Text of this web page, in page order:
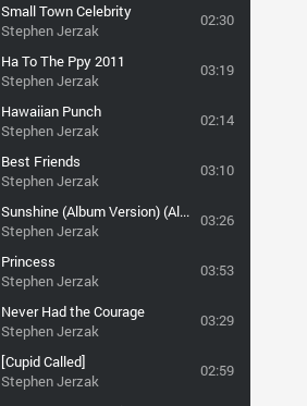
Small Town Celebrity
Stephen Jerzak
02:30
Ha To The Ppy 2011
Stephen Jerzak
03:19
Hawaiian Punch
Stephen Jerzak
02:14
Best Friends
Stephen Jerzak
03:10
Sunshine (Album Version) (Album Version)
Stephen Jerzak
03:26
Princess
Stephen Jerzak
03:53
Never Had the Courage
Stephen Jerzak
03:29
[Cupid Called]
Stephen Jerzak
02:59